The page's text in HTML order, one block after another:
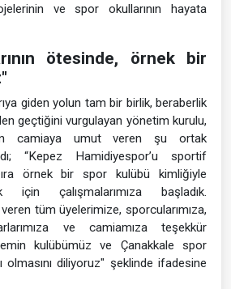
ve spor okullarının hayata
ötesinde, örnek bir
giden yolun tam bir birlik, beraberlik
geçtiğini vurgulayan yönetim kurulu,
camiaya umut veren şu ortak
“Kepez Hamidiyespor’u sportif
sıra örnek bir spor kulübü kimliğiyle
için çalışmalarımıza başladık.
tüm üyelerimize, sporcularımıza,
ve camiamıza teşekkür
kulübümüz ve Çanakkale spor
olmasını diliyoruz" şeklinde ifadesine